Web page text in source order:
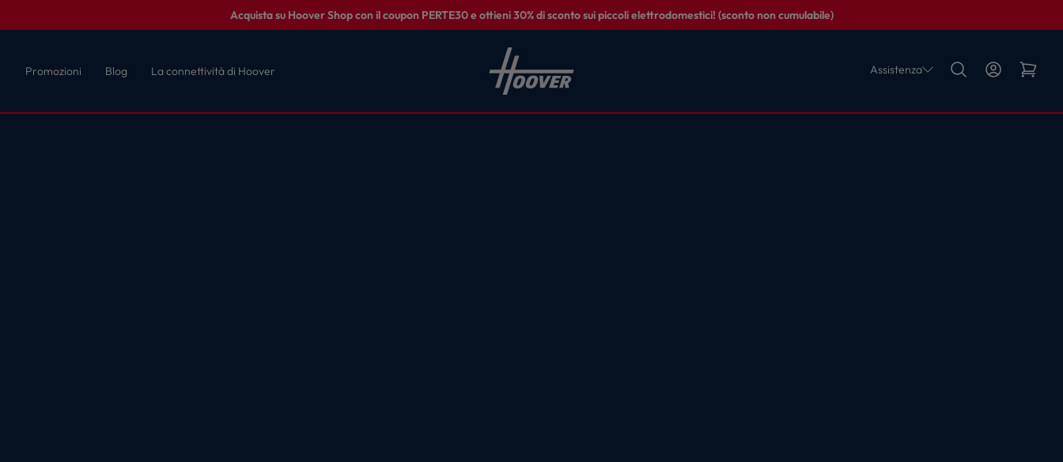
Acquista su Hoover Shop con il coupon PERTE30 e ottieni 30% di sconto sui piccoli elettrodomestici! (sconto non cumulabile)
Promozioni Blog La connettività di Hoover Assistenza